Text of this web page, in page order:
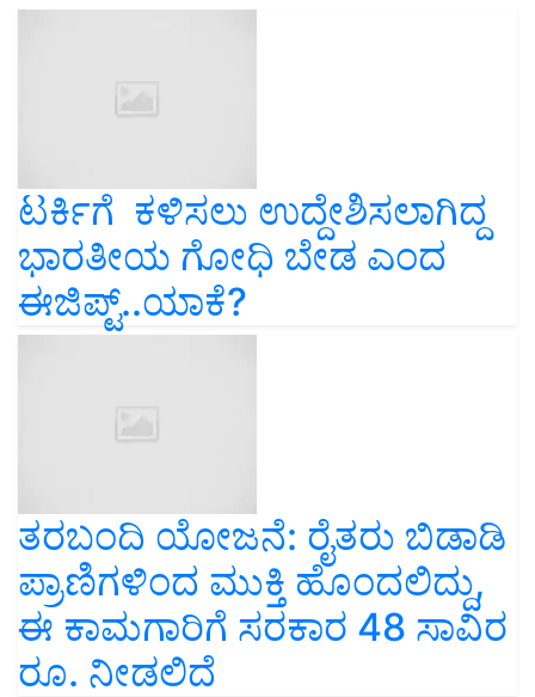
ಟರ್ಕಿಗೆ ಕಳಿಸಲು ಉದ್ದೇಶಿಸಲಾಗಿದ್ದ
ಭಾರತೀಯ ಗೋಧಿ ಬೇಡ ಎಂದ
ಈಜಿಪ್ಟ್‌..ಯಾಕೆ?
ತರಬಂದಿ ಯೋಜನೆ: ರೈತರು ಬಿಡಾಡಿ
ಪ್ರಾಣಿಗಳಿಂದ ಮುಕ್ತಿ ಹೊಂದಲಿದ್ದು,
ಈ ಕಾಮಗಾರಿಗೆ ಸರಕಾರ 48 ಸಾವಿರ
ರೂ. ನೀಡಲಿದೆ